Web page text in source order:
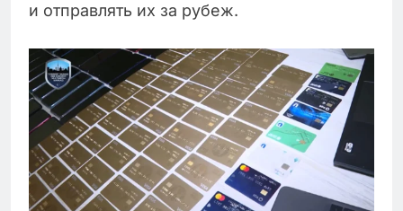
и отправлять их за рубеж.